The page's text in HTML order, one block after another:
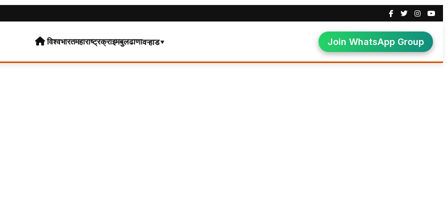
विश्वभारतमहाराष्ट्रक्राइमबुलढाणावऱ्हाड▾ Join WhatsApp Group